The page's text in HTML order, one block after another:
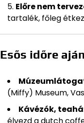
Előre nem
tartalék, főleg
Esős időre
(Miffy) Museum,
Kávézók,
élvezd a dutch